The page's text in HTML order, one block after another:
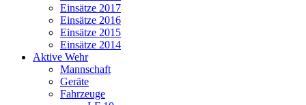
Einsätze 2017
Einsätze 2016
Einsätze 2015
Einsätze 2014
Aktive Wehr
Mannschaft
Geräte
Fahrzeuge